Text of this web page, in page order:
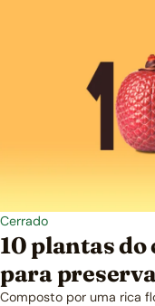
Cerrado
10 plantas
para
Composto por uma rica